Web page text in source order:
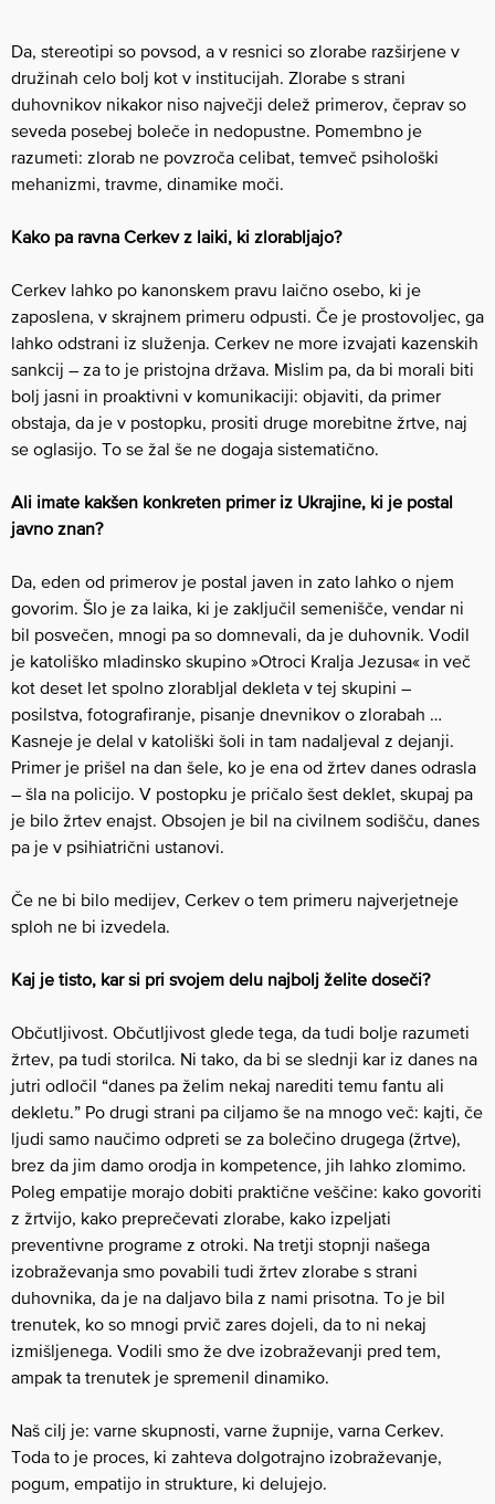
Da, stereotipi so povsod, a v resnici so zlorabe razširjene v
družinah celo bolj kot v institucijah. Zlorabe s strani
duhovnikov nikakor niso največji delež primerov, čeprav so
seveda posebej boleče in nedopustne. Pomembno je
razumeti: zlorab ne povzroča celibat, temveč psihološki
mehanizmi, travme, dinamike moči.
Kako pa ravna Cerkev z laiki, ki zlorabljajo?
Cerkev lahko po kanonskem pravu laično osebo, ki je
zaposlena, v skrajnem primeru odpusti. Če je prostovoljec, ga
lahko odstrani iz služenja. Cerkev ne more izvajati kazenskih
sankcij – za to je pristojna država. Mislim pa, da bi morali biti
bolj jasni in proaktivni v komunikaciji: objaviti, da primer
obstaja, da je v postopku, prositi druge morebitne žrtve, naj
se oglasijo. To se žal še ne dogaja sistematično.
Ali imate kakšen konkreten primer iz Ukrajine, ki je postal
javno znan?
Da, eden od primerov je postal javen in zato lahko o njem
govorim. Šlo je za laika, ki je zaključil semenišče, vendar ni
bil posvečen, mnogi pa so domnevali, da je duhovnik. Vodil
je katoliško mladinsko skupino »Otroci Kralja Jezusa« in več
kot deset let spolno zlorabljal dekleta v tej skupini –
posilstva, fotografiranje, pisanje dnevnikov o zlorabah …
Kasneje je delal v katoliški šoli in tam nadaljeval z dejanji.
Primer je prišel na dan šele, ko je ena od žrtev danes odrasla
– šla na policijo. V postopku je pričalo šest deklet, skupaj pa
je bilo žrtev enajst. Obsojen je bil na civilnem sodišču, danes
pa je v psihiatrični ustanovi.
Če ne bi bilo medijev, Cerkev o tem primeru najverjetneje
sploh ne bi izvedela.
Kaj je tisto, kar si pri svojem delu najbolj želite doseči?
Občutljivost. Občutljivost glede tega, da tudi bolje razumeti
žrtev, pa tudi storilca. Ni tako, da bi se slednji kar iz danes na
jutri odločil “danes pa želim nekaj narediti temu fantu ali
dekletu.” Po drugi strani pa ciljamo še na mnogo več: kajti, če
ljudi samo naučimo odpreti se za bolečino drugega (žrtve),
brez da jim damo orodja in kompetence, jih lahko zlomimo.
Poleg empatije morajo dobiti praktične veščine: kako govoriti
z žrtvijo, kako preprečevati zlorabe, kako izpeljati
preventivne programe z otroki. Na tretji stopnji našega
izobraževanja smo povabili tudi žrtev zlorabe s strani
duhovnika, da je na daljavo bila z nami prisotna. To je bil
trenutek, ko so mnogi prvič zares dojeli, da to ni nekaj
izmišljenega. Vodili smo že dve izobraževanji pred tem,
ampak ta trenutek je spremenil dinamiko.
Naš cilj je: varne skupnosti, varne župnije, varna Cerkev.
Toda to je proces, ki zahteva dolgotrajno izobraževanje,
pogum, empatijo in strukture, ki delujejo.